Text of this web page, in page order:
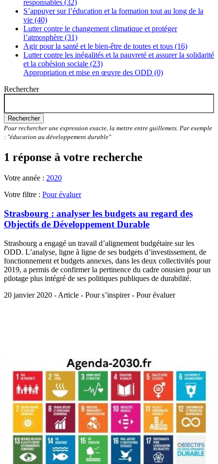
responsables (32)
S’appuyer sur l’éducation et la formation tout au long de la
vie (40)
Lutter contre le changement climatique et protéger
l’atmosphère (31)
Agir pour la santé et le bien-être de toutes et tous (16)
Lutter contre les inégalités et la pauvreté et assurer la solidarité
et la cohésion sociale (23)
Appropriation et mise en œuvre des ODD (0)
Rechercher
Rechercher
Pour rechercher une expression exacte, la mettre entre guillemets. Par exemple
: "éducation au développement durable"
1 réponse à votre recherche
Votre année : 2020
Votre filtre : Pour évaluer
Strasbourg : analyser les budgets au regard des
Objectifs de Développement Durable
Strasbourg a engagé un travail d’alignement budgétaire sur les
ODD. L’analyse, ligne à ligne de ses budgets d’investissement, de
fonctionnement et budgets annexes, dans les deux collectivités pour
2019, a permis de confirmer la pertinence du cadre onusien pour un
pilotage plus intégré de ses politiques publiques de durabilité.
20 janvier 2020 - Article - Pour s’inspirer - Pour évaluer